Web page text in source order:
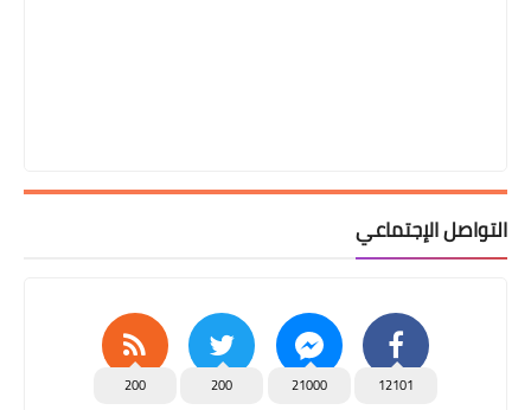
التواصل الإجتماعي
12101
21000
200
200